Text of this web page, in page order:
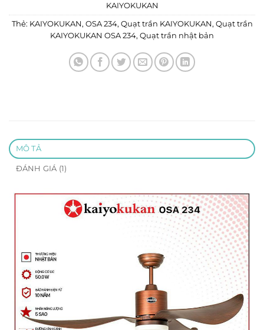
KAIYOKUKAN
Thẻ: KAIYOKUKAN , OSA 234, Quạt trần KAIYOKUKAN , Quạt trần
KAIYOKUKAN OSA 234, Quạt trần nhật bản
MÔ TẢ
ĐÁNH GIÁ (1)